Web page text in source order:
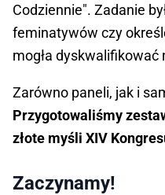
Codziennie". Zadanie
feminatywów czy
mogła
Zarówno paneli, jak i
Przygotowaliśmy
złote myśli XIV
Zaczynamy!